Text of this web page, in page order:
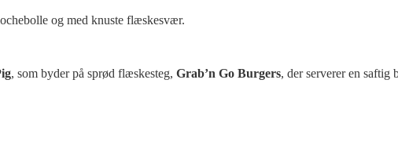
og med knuste flæskesvær.
, som byder på sprød flæskesteg, Grab’n Go Burgers, der serverer en saftig